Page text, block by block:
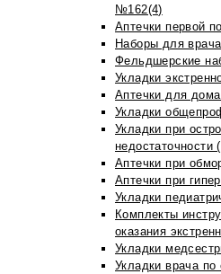
№162(4)
Аптечки первой
Наборы для
Фельдшерские
Укладки
Аптечки для
Укладки
Укладки при
недостаточности
Аптечки при
Аптечки при
Укладки
Комплекты
оказания
Укладки
Укладки врача по